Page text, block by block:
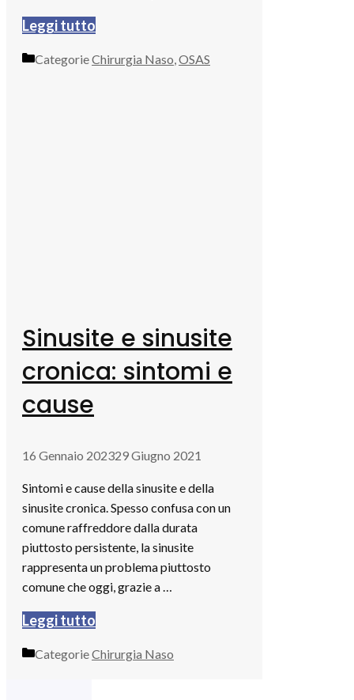
Leggi tutto
CategorieChirurgia Naso,OSAS
Sinusite e sinusite
cronica: sintomi e
cause
16 Gennaio 202329 Giugno 2021
Sintomi e cause della sinusite e della
sinusite cronica. Spesso confusa con un
comune raffreddore dalla durata
piuttosto persistente, la sinusite
rappresenta un problema piuttosto
comune che oggi, grazie a …
Leggi tutto
CategorieChirurgia Naso